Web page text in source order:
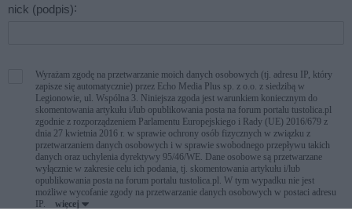
nick (podpis):
Wyrażam zgodę
zapisze się automatycznie) przez Echo Media Plus sp. z o.o. z siedzibą w
Legionowie, ul. Wspólna 3. Niniejsza zgoda jest warunkiem koniecznym do
skomentowania artykułu i/lub opublikowania posta na forum portalu tustolica.pl
zgodnie z rozporządzeniem Parlamentu Europejskiego i Rady (UE) 2016/679 z
dnia 27 kwietnia 2016 r. w sprawie ochrony osób fizycznych w związku z
przetwarzaniem danych osobowych i w sprawie swobodnego przepływu takich
danych oraz uchylenia dyrektywy 95/46/WE. Dane osobowe są przetwarzane
wyłącznie w zakresie celu ich podania, tj. skomentowania artykułu i/lub
opublikowania posta na forum portalu tustolica.pl. W tym wypadku nie jest
możliwe wycofanie zgody na przetwarzanie danych osobowych w postaci adresu
IP. więcej